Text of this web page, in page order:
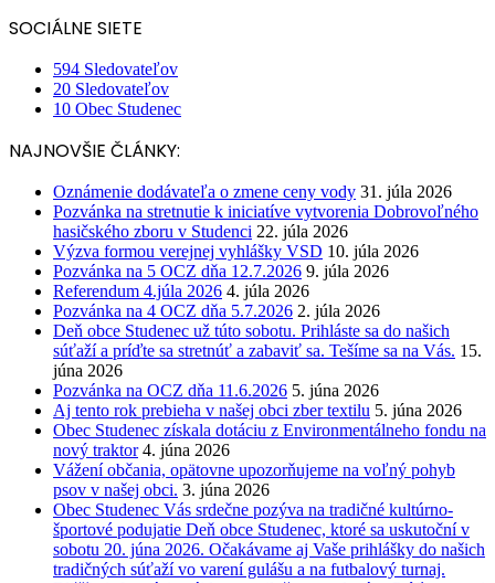
SOCIÁLNE SIETE
594 Sledovateľov
20 Sledovateľov
10 Obec Studenec
NAJNOVŠIE ČLÁNKY:
Oznámenie dodávateľa o zmene ceny vody 31. júla 2026
Pozvánka na stretnutie k iniciatíve vytvorenia Dobrovoľného
hasičského zboru v Studenci 22. júla 2026
Výzva formou verejnej vyhlášky VSD 10. júla 2026
Pozvánka na 5 OCZ dňa 12.7.2026 9. júla 2026
Referendum 4.júla 2026 4. júla 2026
Pozvánka na 4 OCZ dňa 5.7.2026 2. júla 2026
Deň obce Studenec už túto sobotu. Prihláste sa do našich
súťaží a príďte sa stretnúť a zabaviť sa. Tešíme sa na Vás. 15.
júna 2026
Pozvánka na OCZ dňa 11.6.2026 5. júna 2026
Aj tento rok prebieha v našej obci zber textilu 5. júna 2026
Obec Studenec získala dotáciu z Environmentálneho fondu na
nový traktor 4. júna 2026
Vážení občania, opätovne upozorňujeme na voľný pohyb
psov v našej obci. 3. júna 2026
Obec Studenec Vás srdečne pozýva na tradičné kultúrno-
športové podujatie Deň obce Studenec, ktoré sa uskutoční v
sobotu 20. júna 2026. Očakávame aj Vaše prihlášky do našich
tradičných súťaží vo varení gulášu a na futbalový turnaj.